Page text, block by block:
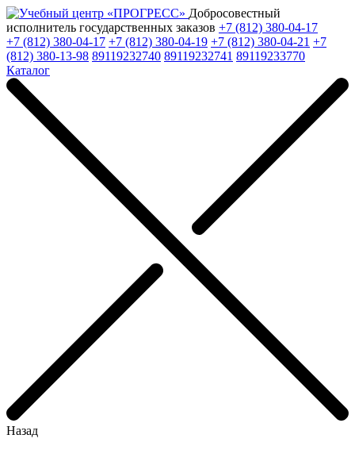
Добросовестный
исполнитель государственных заказов +7 (812) 380-04-17
+7 (812) 380-04-17 +7 (812) 380-04-19 +7 (812) 380-04-21 +7
(812) 380-13-98 89119232740 89119232741 89119233770
Каталог
Назад